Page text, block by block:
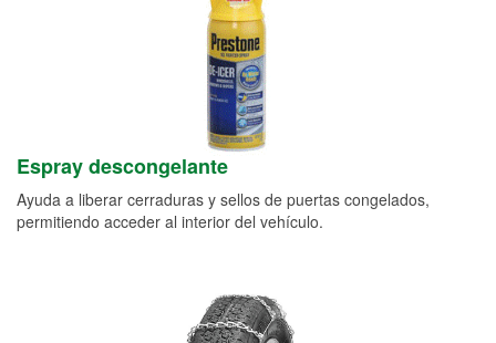
Espray descongelante
Ayuda a liberar cerraduras y sellos de puertas congelados,
permitiendo acceder al interior del vehículo.